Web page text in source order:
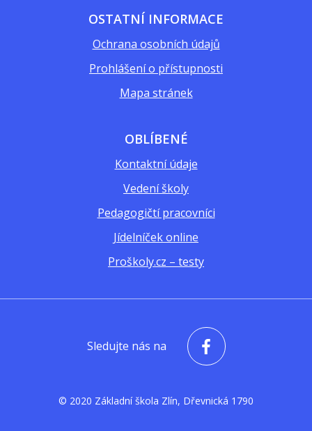
OSTATNÍ INFORMACE
Ochrana osobních údajů
Prohlášení o přístupnosti
Mapa stránek
OBLÍBENÉ
Kontaktní údaje
Vedení školy
Pedagogičtí pracovníci
Jídelníček online
Proškoly.cz – testy
© 2020 Základní škola Zlín, Dřevnická 1790
Sledujte nás na